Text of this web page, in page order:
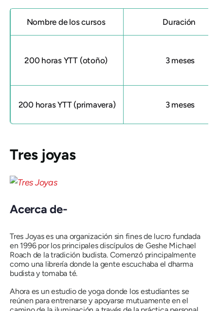
Nombre de los cursos Duración
200 horas YTT (otoño) 3 meses
200 horas YTT (primavera) 3 meses
Tres joyas
Acerca de-
Tres Joyas es una organización sin fines de lucro fundada
en 1996 por los principales discípulos de Geshe Michael
Roach de la tradición budista. Comenzó principalmente
como una librería donde la gente escuchaba el dharma
budista y tomaba té.
Ahora es un estudio de yoga donde los estudiantes se
reúnen para entrenarse y apoyarse mutuamente en el